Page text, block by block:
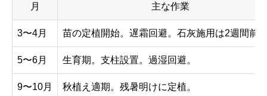
月 主な作業
3〜4月 苗の定植開始。遅霜回避。石灰施用は2週間前
5〜6月 生育期。支柱設置。過湿回避。
9〜10月 秋植え適期。残暑明けに定植。